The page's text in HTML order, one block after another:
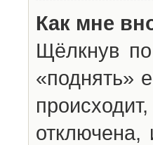
Как мне
Щёлкнув
«поднять»
отключена,